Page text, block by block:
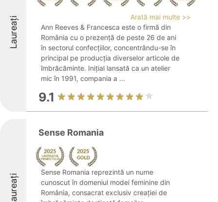
Laureați
Arată mai multe >>
Ann Reeves & Francesca este o firmă din
România cu o prezență de peste 26 de ani
în sectorul confecțiilor, concentrându-se în
principal pe producția diverselor articole de
îmbrăcăminte. Inițial lansată ca un atelier
mic în 1991, compania a ...
9.1
Laureați
Sense Romania
Sense Romania reprezintă un nume
cunoscut în domeniul modei feminine din
România, consacrat exclusiv creației de